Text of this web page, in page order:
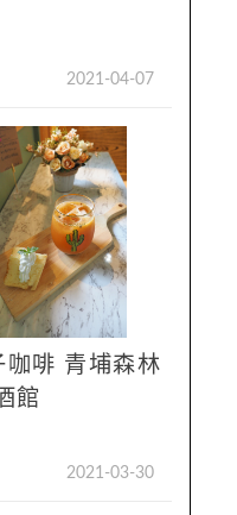
2021-04-07
啡 青埔森林
館
2021-03-30